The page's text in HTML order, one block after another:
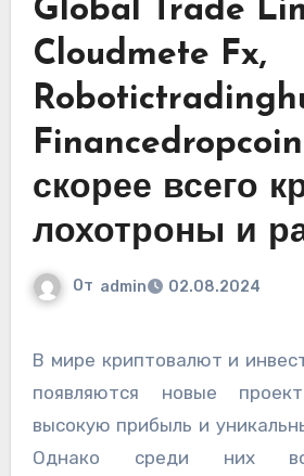
Global Trade
Cloudmete Fx,
скорее всего
лохотроны и
От admin 02.08.2024
В мире криптовалют и инвестиций постоянно
появляются новые
высокую прибыль и
Однако среди них